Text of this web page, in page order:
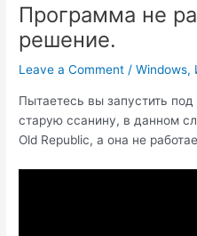
Программа не
решение.
Leave a Comment /Windows,
Пытаетесь вы запустить
старую ссанину, в данном
Old Republic, а она не